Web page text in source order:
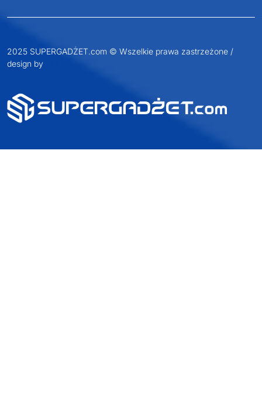
2025 SUPERGADŻET.com © Wszelkie prawa zastrzeżone /
design by